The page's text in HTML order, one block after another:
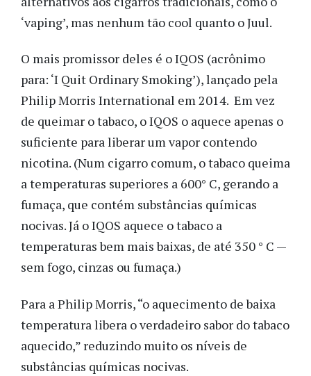
‘vaping’, mas nenhum tão cool quanto o Juul.
O mais promissor deles é o IQOS (acrônimo
para: ‘I Quit Ordinary Smoking’), lançado pela
Philip Morris International em 2014. Em vez
de queimar o tabaco, o IQOS o aquece apenas o
suficiente para liberar um vapor contendo
nicotina. (Num cigarro comum, o tabaco queima
a temperaturas superiores a 600° C, gerando a
fumaça, que contém substâncias químicas
nocivas. Já o IQOS aquece o tabaco a
temperaturas bem mais baixas, de até 350 ° C —
sem fogo, cinzas ou fumaça.)
Para a Philip Morris, “o aquecimento de baixa
temperatura libera o verdadeiro sabor do tabaco
aquecido,” reduzindo muito os níveis de
substâncias químicas nocivas.